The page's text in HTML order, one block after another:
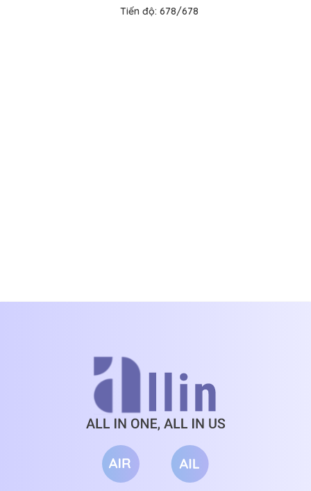
Tiến độ: 678/678